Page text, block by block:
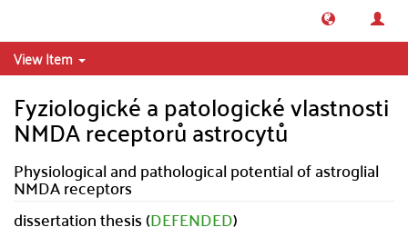
View Item
Fyziologické a patologické vlastnosti
NMDA receptorů astrocytů
Physiological and pathological potential of astroglial
NMDA receptors
dissertation thesis (DEFENDED)